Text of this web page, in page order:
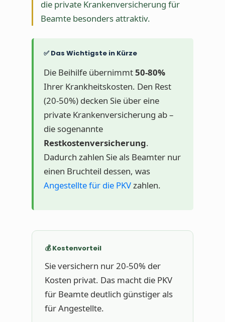
die private Krankenversicherung für
Beamte besonders attraktiv.
✅ Das Wichtigste in Kürze
Die Beihilfe übernimmt50-80%
Ihrer Krankheitskosten. Den Rest
(20-50%) decken Sie über eine
private Krankenversicherung ab –
die sogenannte
Restkostenversicherung.
Dadurch zahlen Sie als Beamter nur
einen Bruchteil dessen, was
Angestellte für die PKV zahlen.
💰 Kostenvorteil
Sie versichern nur 20-50% der
Kosten privat. Das macht die PKV
für Beamte deutlich günstiger als
für Angestellte.